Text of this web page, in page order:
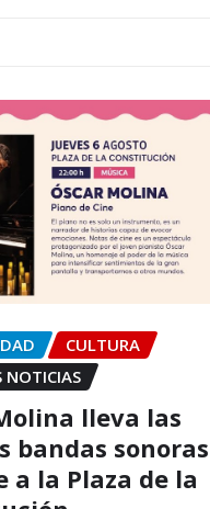
CULTURA
NOTICIAS
lleva las
bandas sonoras
a la Plaza de la